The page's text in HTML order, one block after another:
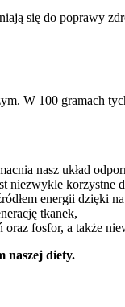
się do poprawy
W 100 gramach
nasz układ
niezwykle korzystne
energii dzięki
tkanek,
fosfor, a także
naszej diety.